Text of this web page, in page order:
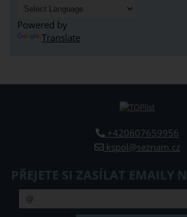
Powered by
Translate
+420607659956
kspol@seznam.cz
PŘEJETE SI ZASÍLAT EMAILY